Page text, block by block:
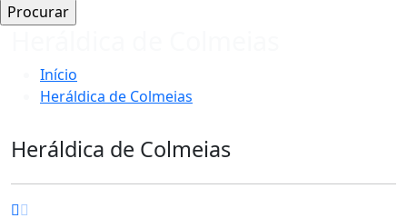
Início
Heráldica de Colmeias
Heráldica de Colmeias